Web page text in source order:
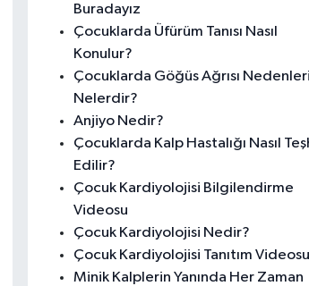
Buradayız
Çocuklarda Üfürüm Tanısı Nasıl
Konulur?
Çocuklarda Göğüs Ağrısı Nedenleri
Nelerdir?
Anjiyo Nedir?
Çocuklarda Kalp Hastalığı Nasıl
Edilir?
Çocuk Kardiyolojisi Bilgilendirme
Videosu
Çocuk Kardiyolojisi Nedir?
Çocuk Kardiyolojisi Tanıtım Videosu
Minik Kalplerin Yanında Her Zaman